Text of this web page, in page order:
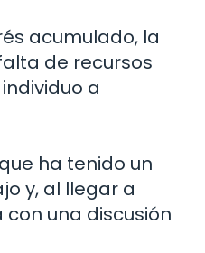
acumulado, la
de recursos
a
ha tenido un
y, al llegar a
una discusión